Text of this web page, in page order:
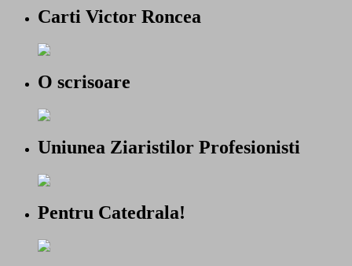
Carti Victor Roncea
O scrisoare
Uniunea Ziaristilor Profesionisti
Pentru Catedrala!